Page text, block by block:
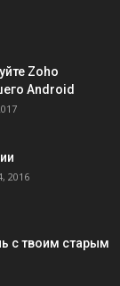
Zoho
Android​
2016
с твоим старым